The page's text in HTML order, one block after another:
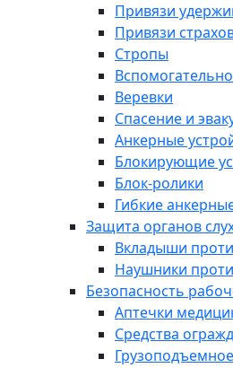
Привязи
Привязи
Стропы
Веревки
Спасение и
Анкерные
Блокирующие
Блок-ролики
Гибкие
Защита органов
Вкладыши
Наушники
Безопасность
Аптечки
Средства